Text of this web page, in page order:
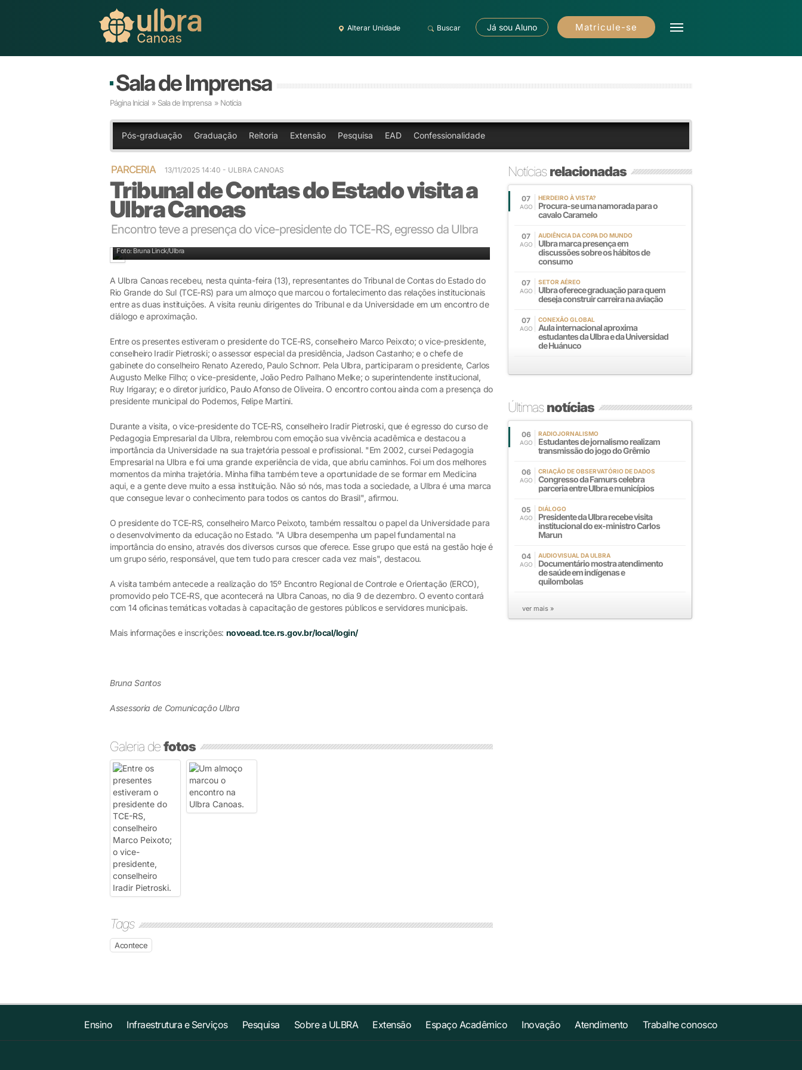
Alterar Unidade Buscar Já sou Aluno Matricule-se
Sala de Imprensa
Página Inicial » Sala de Imprensa » Notícia
Pós-graduação Graduação Reitoria Extensão Pesquisa EAD Confessionalidade
PARCERIA 13/11/2025 14:40 - ULBRA CANOAS
Tribunal de Contas do Estado visita a
Ulbra Canoas
Encontro teve a presença do vice-presidente do TCE-RS, egresso da Ulbra
Foto: Bruna Linck/Ulbra
A Ulbra Canoas recebeu, nesta quinta-feira (13), representantes do Tribunal de Contas do Estado do
Rio Grande do Sul (TCE-RS) para um almoço que marcou o fortalecimento das relações institucionais
entre as duas instituições. A visita reuniu dirigentes do Tribunal e da Universidade em um encontro de
diálogo e aproximação.
Entre os presentes estiveram o presidente do TCE-RS, conselheiro Marco Peixoto; o vice-presidente,
conselheiro Iradir Pietroski; o assessor especial da presidência, Jadson Castanho; e o chefe de
gabinete do conselheiro Renato Azeredo, Paulo Schnorr. Pela Ulbra, participaram o presidente, Carlos
Augusto Melke Filho; o vice-presidente, João Pedro Palhano Melke; o superintendente institucional,
Ruy Irigaray; e o diretor jurídico, Paulo Afonso de Oliveira. O encontro contou ainda com a presença do
presidente municipal do Podemos, Felipe Martini.
Durante a visita, o vice-presidente do TCE-RS, conselheiro Iradir Pietroski, que é egresso do curso de
Pedagogia Empresarial da Ulbra, relembrou com emoção sua vivência acadêmica e destacou a
importância da Universidade na sua trajetória pessoal e profissional. "Em 2002, cursei Pedagogia
Empresarial na Ulbra e foi uma grande experiência de vida, que abriu caminhos. Foi um dos melhores
momentos da minha trajetória. Minha filha também teve a oportunidade de se formar em Medicina
aqui, e a gente deve muito a essa instituição. Não só nós, mas toda a sociedade, a Ulbra é uma marca
que consegue levar o conhecimento para todos os cantos do Brasil", afirmou.
O presidente do TCE-RS, conselheiro Marco Peixoto, também ressaltou o papel da Universidade para
o desenvolvimento da educação no Estado. "A Ulbra desempenha um papel fundamental na
importância do ensino, através dos diversos cursos que oferece. Esse grupo que está na gestão hoje é
um grupo sério, responsável, que tem tudo para crescer cada vez mais", destacou.
A visita também antecede a realização do 15º Encontro Regional de Controle e Orientação (ERCO),
promovido pelo TCE-RS, que acontecerá na Ulbra Canoas, no dia 9 de dezembro. O evento contará
com 14 oficinas temáticas voltadas à capacitação de gestores públicos e servidores municipais.
Mais informações e inscrições: novoead.tce.rs.gov.br/local/login/
Bruna Santos
Assessoria de Comunicação Ulbra
Galeria defotos
Tags
Acontece
Notíciasrelacionadas
07
AGO
HERDEIRO À VISTA?
Procura-se uma namorada para o
cavalo Caramelo
07
AGO
AUDIÊNCIA DA COPA DO MUNDO
Ulbra marca presença em
discussões sobre os hábitos de
consumo
07
AGO
SETOR AÉREO
Ulbra oferece graduação para quem
deseja construir carreira na aviação
07
AGO
CONEXÃO GLOBAL
Aula internacional aproxima
estudantes da Ulbra e da Universidad
de Huánuco
Últimasnotícias
06
AGO
RADIOJORNALISMO
Estudantes de jornalismo realizam
transmissão do jogo do Grêmio
06
AGO
CRIAÇÃO DE OBSERVATÓRIO DE DADOS
Congresso da Famurs celebra
parceria entre Ulbra e municípios
05
AGO
DIÁLOGO
Presidente da Ulbra recebe visita
institucional do ex-ministro Carlos
Marun
04
AGO
AUDIOVISUAL DA ULBRA
Documentário mostra atendimento
de saúde em indígenas e
quilombolas
ver mais »
Ensino Infraestrutura e Serviços Pesquisa Sobre a ULBRA Extensão Espaço Acadêmico Inovação Atendimento Trabalhe conosco